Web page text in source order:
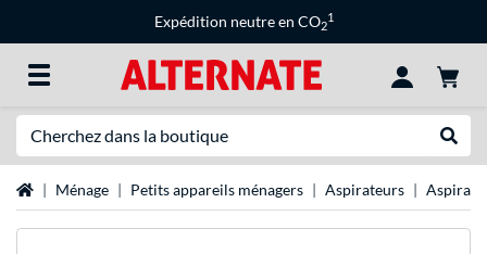
Expédition neutre en CO2
1
Page d'accueil
Ménage Petits appareils ménagers Aspirateurs